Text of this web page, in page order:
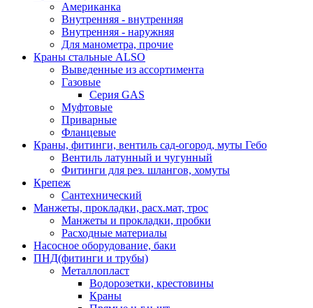
Американка
Внутренняя - внутренняя
Внутренняя - наружняя
Для манометра, прочие
Краны стальные ALSO
Выведенные из ассортимента
Газовые
Серия GAS
Муфтовые
Приварные
Фланцевые
Краны, фитинги, вентиль сад-огород, муты Гебо
Вентиль латунный и чугунный
Фитинги для рез. шлангов, хомуты
Крепеж
Сантехнический
Манжеты, прокладки, расх.мат, трос
Манжеты и прокладки, пробки
Расходные материалы
Насосное оборудование, баки
ПНД(фитинги и трубы)
Металлопласт
Водорозетки, крестовины
Краны